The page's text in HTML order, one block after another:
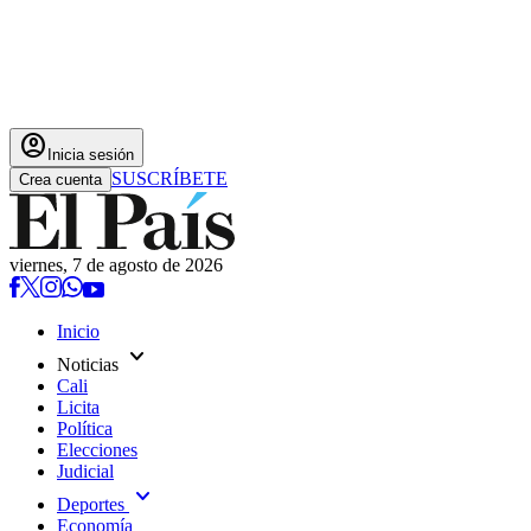
account_circle Inicia sesión
Crea cuenta SUSCRÍBETE
viernes, 7 de agosto de 2026
Inicio
Noticias expand_more
Cali
Licita
Política
Elecciones
Judicial
Deportes expand_more
Economía